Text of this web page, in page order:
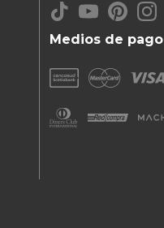
Medios de pago